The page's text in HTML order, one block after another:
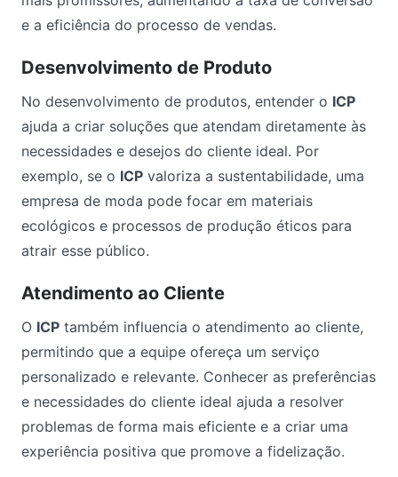
e a eficiência do processo de vendas.
Desenvolvimento de Produto
No desenvolvimento de produtos, entender o ICP
ajuda a criar soluções que atendam diretamente às
necessidades e desejos do cliente ideal. Por
exemplo, se o ICP valoriza a sustentabilidade, uma
empresa de moda pode focar em materiais
ecológicos e processos de produção éticos para
atrair esse público.
Atendimento ao Cliente
O ICP também influencia o atendimento ao cliente,
permitindo que a equipe ofereça um serviço
personalizado e relevante. Conhecer as preferências
e necessidades do cliente ideal ajuda a resolver
problemas de forma mais eficiente e a criar uma
experiência positiva que promove a fidelização.